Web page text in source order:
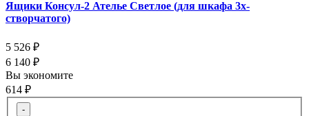
Ящики Консул-2 Ателье Светлое (для шкафа 3х-
створчатого)
5 526 ₽
6 140 ₽
Вы экономите
614 ₽
-